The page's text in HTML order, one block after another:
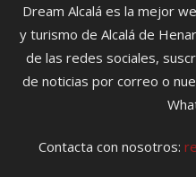
Dream Alcalá es la mejor
y turismo de Alcalá de
de las redes sociales,
de noticias por correo o
Contacta con nosotros: